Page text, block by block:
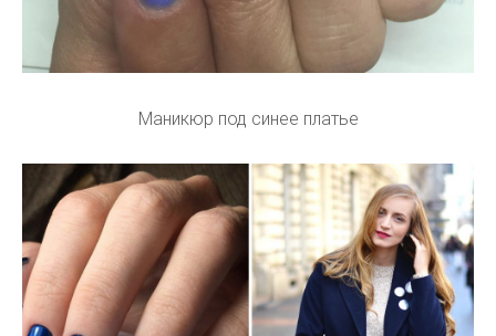
Маникюр под синее платье